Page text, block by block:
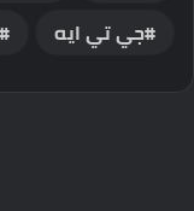
جي تي ايه